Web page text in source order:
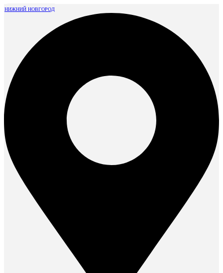
НИЖНИЙ НОВГОРОД